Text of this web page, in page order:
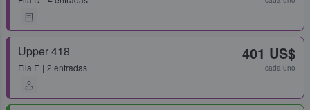
Upper 418
Fila E 2 entradas
401 US$
cada uno